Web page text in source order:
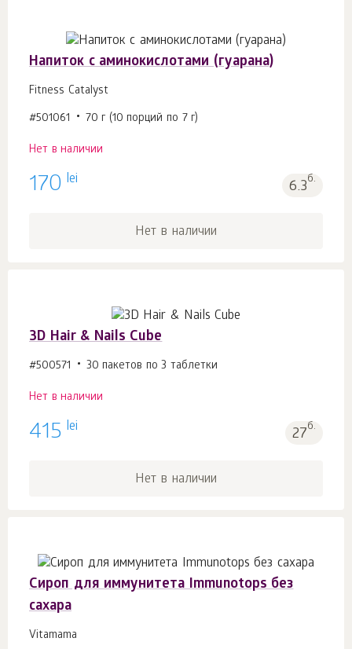
Напиток с аминокислотами (гуарана)
Fitness Catalyst
#501061 70 г (10 порций по 7 г)
Нет в наличии
170 lei 6.3б.
Нет в наличии
3D Hair & Nails Cube
#500571 30 пакетов по 3 таблетки
Нет в наличии
415 lei 27б.
Нет в наличии
Сироп для иммунитета Immunotops без
сахара
Vitamama